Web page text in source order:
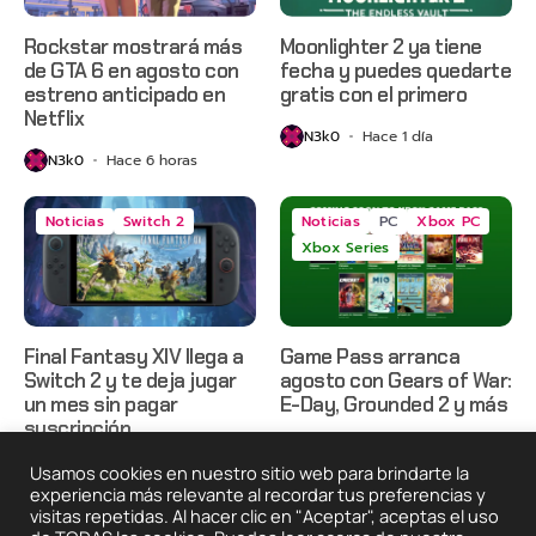
Rockstar mostrará más
de GTA 6 en agosto con
estreno anticipado en
Netflix
N3k0 Hace 6 horas
Moonlighter 2 ya tiene
fecha y puedes quedarte
gratis con el primero
N3k0 Hace 1 día
Noticias Switch 2
Final Fantasy XIV llega a
Switch 2 y te deja jugar
un mes sin pagar
suscripción
N3k0 Hace 2 días
Noticias PC
Xbox PC
Xbox Series
Game Pass arranca
agosto con Gears of War:
E-Day, Grounded 2 y más
Usamos cookies en nuestro sitio web para brindarte la
experiencia más relevante al recordar tus preferencias y
visitas repetidas. Al hacer clic en "Aceptar", aceptas el uso